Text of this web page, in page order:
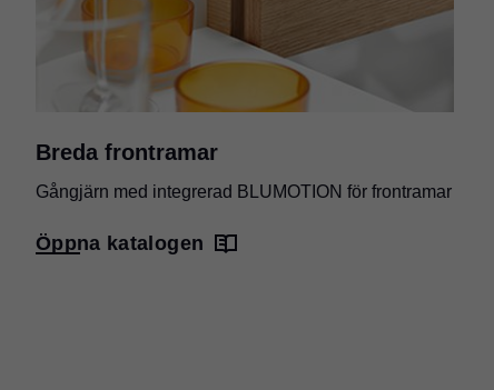
Breda frontramar
Gångjärn med integrerad BLUMOTION för frontramar
Öppna katalogen